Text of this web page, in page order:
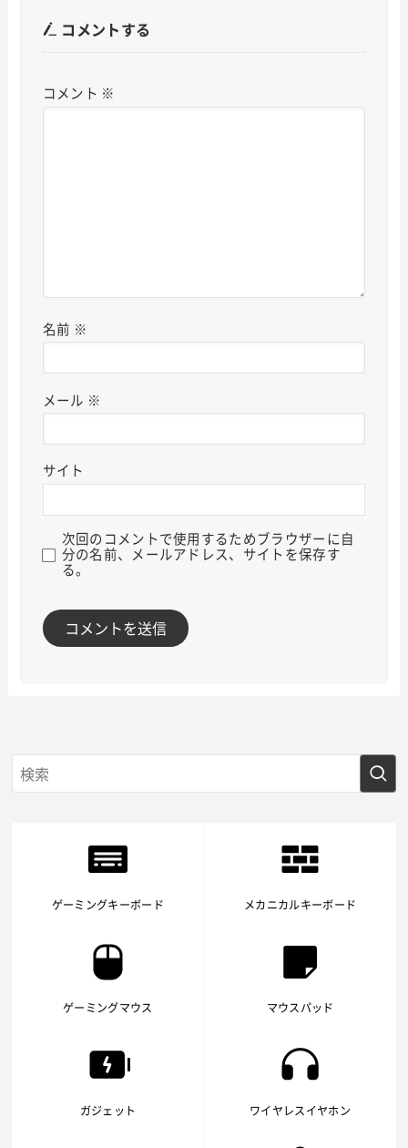
コメントする
コメント ※
名前 ※
メール ※
サイト
次回のコメントで使用するためブラウザーに自
分の名前、メールアドレス、サイトを保存す
る。
ゲーミングキーボード メカニカルキーボード
ゲーミングマウス マウスパッド
ガジェット ワイヤレスイヤホン